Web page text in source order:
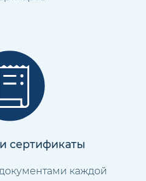
сертификаты
каждой